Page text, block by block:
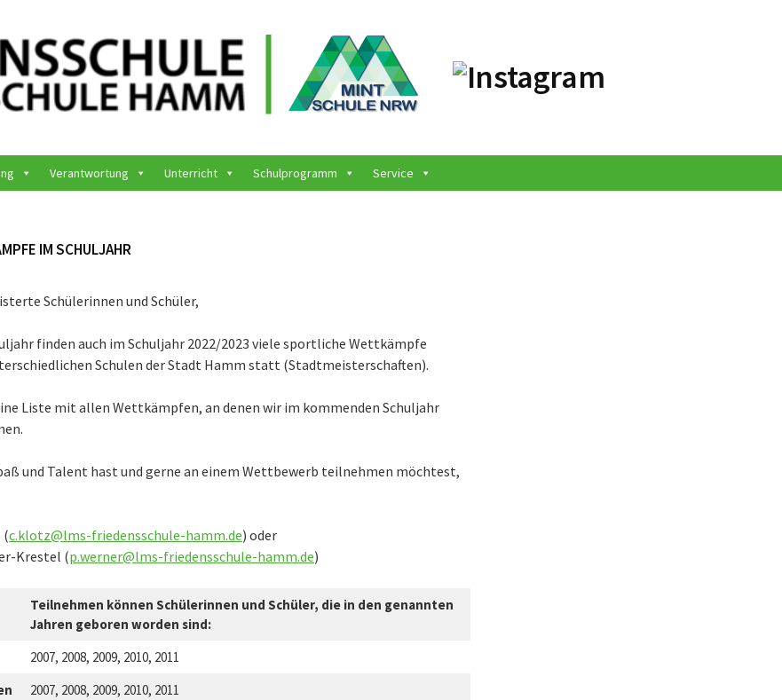
Verantwortung Unterricht Schulprogramm Service
IM SCHULJAHR
Schülerinnen und Schüler,
finden auch im Schuljahr 2022/2023 viele sportliche Wettkämpfe
Schulen der Stadt Hamm statt (Stadtmeisterschaften).
Liste mit allen Wettkämpfen, an denen wir im kommenden Schuljahr
und Talent hast und gerne an einem Wettbewerb teilnehmen möchtest,
(c.klotz@lms-friedensschule-hamm.de) oder
Krestel (p.werner@lms-friedensschule-hamm.de)
Teilnehmen können Schülerinnen und Schüler, die in den genannten
Jahren geboren worden sind:
2007, 2008, 2009, 2010, 2011
2007, 2008, 2009, 2010, 2011